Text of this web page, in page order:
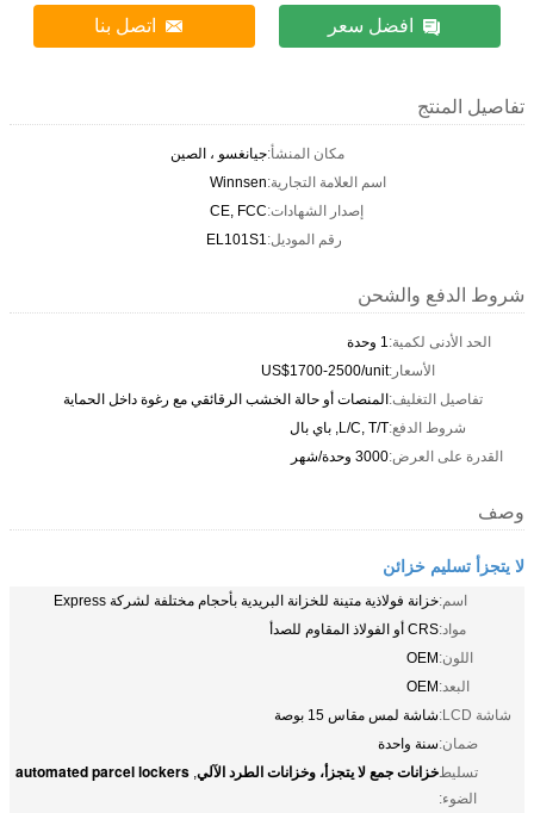
افضل سعر اتصل بنا
تفاصيل المنتج
مكان المنشأ:جيانغسو ، الصين
اسم العلامة التجارية:Winnsen
إصدار الشهادات:CE, FCC
رقم الموديل:EL101S1
شروط الدفع والشحن
الحد الأدنى لكمية:1 وحدة
الأسعار:US$1700-2500/unit
تفاصيل التغليف:المنصات أو حالة الخشب الرقائقي مع رغوة داخل الحماية
شروط الدفع:L/C, T/T, باي بال
القدرة على العرض:3000 وحدة/شهر
وصف
لا يتجزأ تسليم خزائن
اسم:خزانة فولاذية متينة للخزانة البريدية بأحجام مختلفة لشركة Express
مواد:CRS أو الفولاذ المقاوم للصدأ
اللون:OEM
البعد:OEM
شاشة LCD:
شاشة لمس مقاس 15 بوصة
ضمان:سنة واحدة
تسليط
الضوء:
خزانات جمع لا يتجزأ، وخزانات الطرد الآلي,
automated parcel lockers